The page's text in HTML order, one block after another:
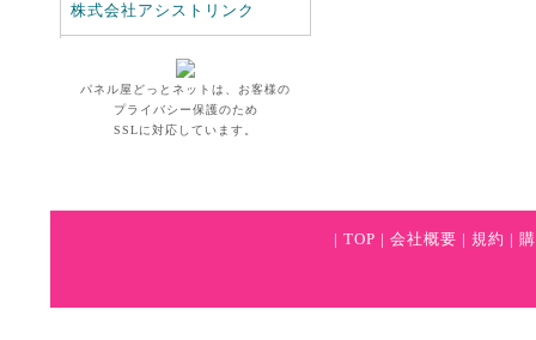
株式会社アシストリンク
パネル屋どっとネットは、お客様の
プライバシー保護のため
SSLに対応しています。
| TOP | 会社概要 | 規約 |